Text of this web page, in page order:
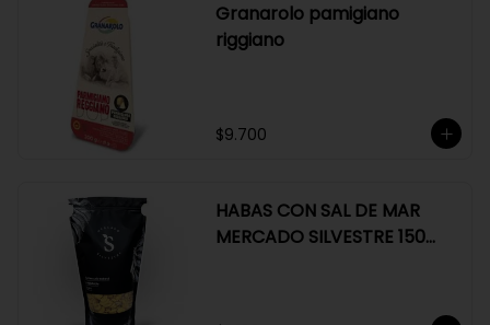
Granarolo pamigiano
riggiano
$9.700
HABAS CON SAL DE MAR
MERCADO SILVESTRE 150